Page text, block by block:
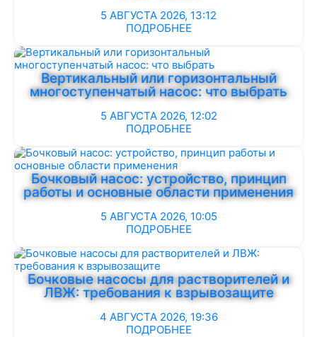
5 АВГУСТА 2026, 13:12
ПОДРОБНЕЕ
Вертикальный или горизонтальный
многоступенчатый насос: что выбрать
5 АВГУСТА 2026, 12:02
ПОДРОБНЕЕ
Бочковый насос: устройство, принцип
работы и основные области применения
5 АВГУСТА 2026, 10:05
ПОДРОБНЕЕ
Бочковые насосы для растворителей и
ЛВЖ: требования к взрывозащите
4 АВГУСТА 2026, 19:36
ПОДРОБНЕЕ